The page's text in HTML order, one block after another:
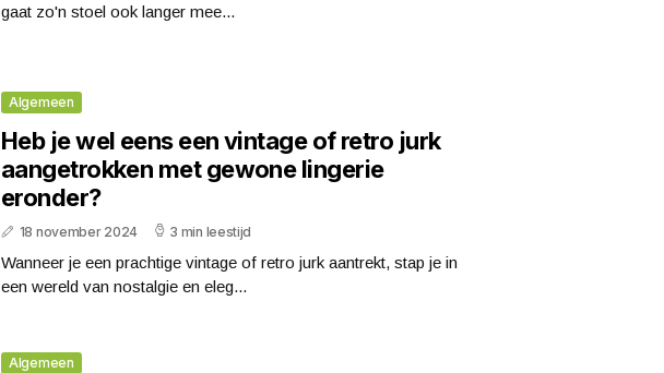
gaat zo'n stoel ook langer mee...
Algemeen
Heb je wel eens een vintage of retro jurk
aangetrokken met gewone lingerie
eronder?
18 november 2024 3 min leestijd
Wanneer je een prachtige vintage of retro jurk aantrekt, stap je in
een wereld van nostalgie en eleg...
Algemeen